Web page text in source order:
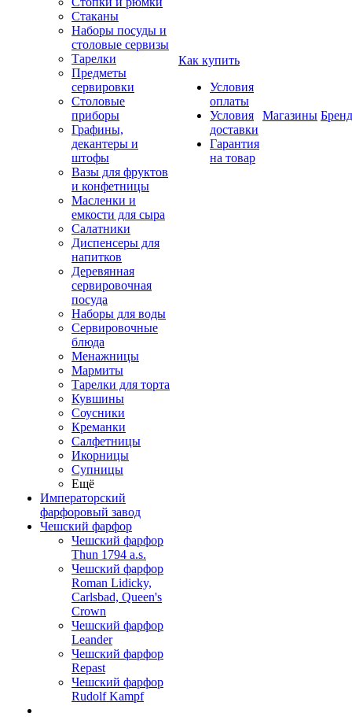
Стаканы
Наборы посуды и
столовые сервизы
Тарелки
Предметы
сервировки
Столовые
приборы
Графины,
декантеры и
штофы
Вазы для фруктов
и конфетницы
Масленки и
емкости для сыра
Салатники
Диспенсеры для
напитков
Деревянная
сервировочная
посуда
Наборы для воды
Сервировочные
блюда
Менажницы
Мармиты
Тарелки для торта
Кувшины
Соусники
Креманки
Салфетницы
Икорницы
Супницы
Ещё
Императорский
фарфоровый завод
Чешский фарфор
Чешский фарфор
Thun 1794 a.s.
Чешский фарфор
Roman Lidicky,
Carlsbad, Queen's
Crown
Чешский фарфор
Leander
Чешский фарфор
Repast
Чешский фарфор
Rudolf Kampf
Как купить
Условия
оплаты
Условия
доставки
Гарантия
на товар
Магазины